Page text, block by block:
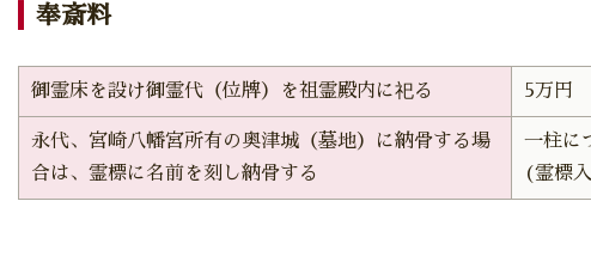
奉斎料
御霊床を設け御霊代（位牌）を祖霊殿内に祀る 5万円
永代、宮崎八幡宮所有の奥津城（墓地）に納骨する場
合は、霊標に名前を刻し納骨する
一柱に
(霊標